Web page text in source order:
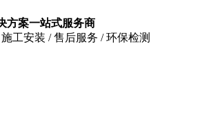
方案一站式服务商
工安装 / 售后服务 / 环保检测